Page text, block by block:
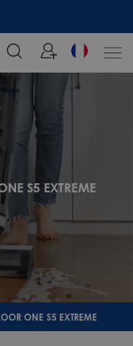
de 5% de réduction sur votre
S5 EXTREME
ONE S5 EXTREME